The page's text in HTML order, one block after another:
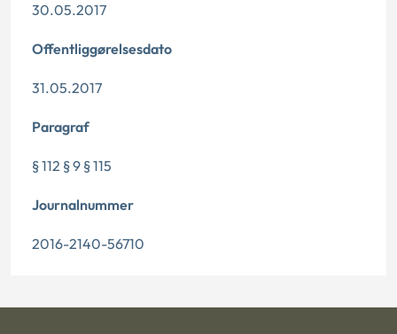
30.05.2017
Offentliggørelsesdato
31.05.2017
Paragraf
§ 112 § 9 § 115
Journalnummer
2016-2140-56710